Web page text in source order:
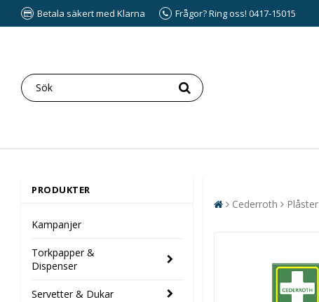
Betala säkert med Klarna Frågor? Ring oss! 0417-15015
PRODUKTER
Kampanjer
Torkpapper &
Dispenser
Servetter & Dukar
Cederroth Plåster